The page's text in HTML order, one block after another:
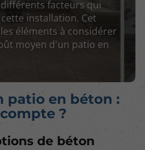
facteurs qui
installation. Cet
éléments à considérer
moyen d'un patio en
patio en béton :
?
de béton